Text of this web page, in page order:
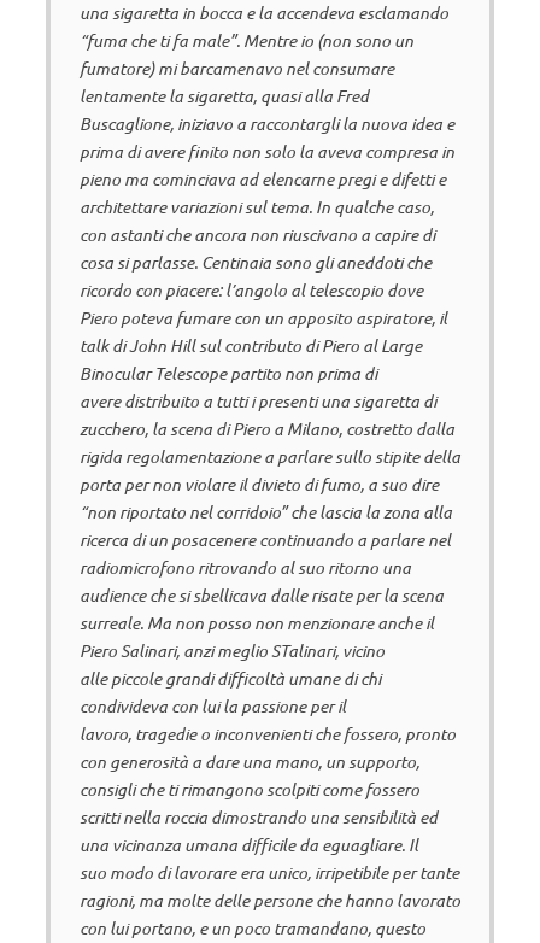
una sigaretta in bocca e la accendeva esclamando
“fuma che ti fa male”. Mentre io (non sono un
fumatore) mi barcamenavo nel consumare
lentamente la sigaretta, quasi alla Fred
Buscaglione, iniziavo a raccontargli la nuova idea e
prima di avere finito non solo la aveva compresa in
pieno ma cominciava ad elencarne pregi e difetti e
architettare variazioni sul tema. In qualche caso,
con astanti che ancora non riuscivano a capire di
cosa si parlasse. Centinaia sono gli aneddoti che
ricordo con piacere: l’angolo al telescopio dove
Piero poteva fumare con un apposito aspiratore, il
talk di John Hill sul contributo di Piero al Large
Binocular Telescope partito non prima di
avere distribuito a tutti i presenti una sigaretta di
zucchero, la scena di Piero a Milano, costretto dalla
rigida regolamentazione a parlare sullo stipite della
porta per non violare il divieto di fumo, a suo dire
“non riportato nel corridoio” che lascia la zona alla
ricerca di un posacenere continuando a parlare nel
radiomicrofono ritrovando al suo ritorno una
audience che si sbellicava dalle risate per la scena
surreale. Ma non posso non menzionare anche il
Piero Salinari, anzi meglio STalinari, vicino
alle piccole grandi difficoltà umane di chi
condivideva con lui la passione per il
lavoro, tragedie o inconvenienti che fossero, pronto
con generosità a dare una mano, un supporto,
consigli che ti rimangono scolpiti come fossero
scritti nella roccia dimostrando una sensibilità ed
una vicinanza umana difficile da eguagliare. Il
suo modo di lavorare era unico, irripetibile per tante
ragioni, ma molte delle persone che hanno lavorato
con lui portano, e un poco tramandano, questo